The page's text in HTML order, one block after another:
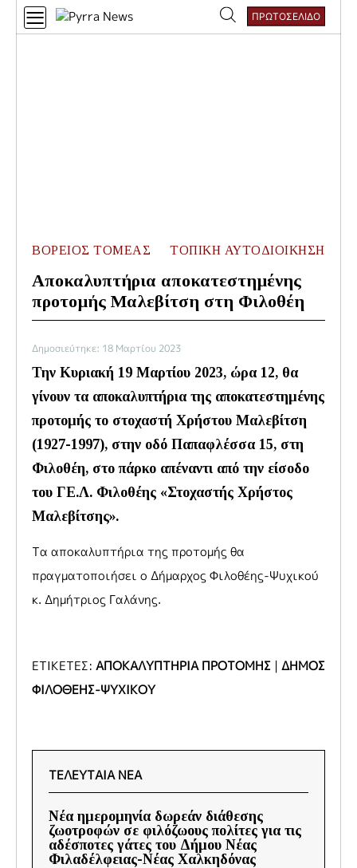
Αναζήτηση
ΠΡΩΤΟΣΕΛΙΔΟ
ΒΟΡΕΙΟΣ ΤΟΜΕΑΣ ΤΟΠΙΚΗ ΑΥΤΟΔΙΟΙΚΗΣΗ
Αποκαλυπτήρια αποκατεστημένης
προτομής Μαλεβίτση στη Φιλοθέη
Δημοσιεύτηκε: 18 Μαρτίου 2023
Την Κυριακή 19 Μαρτίου 2023, ώρα 12, θα
γίνουν τα αποκαλυπτήρια της αποκατεστημένης
προτομής το στοχαστή Χρήστου Μαλεβίτση
(1927-1997), στην οδό Παπαφλέσσα 15, στη
Φιλοθέη, στο πάρκο απέναντι από την είσοδο
του ΓΕ.Λ. Φιλοθέης «Στοχαστής Χρήστος
Μαλεβίτσης».
Τα αποκαλυπτήρια της προτομής θα
πραγματοποιήσει ο Δήμαρχος Φιλοθέης-Ψυχικού
κ. Δημήτριος Γαλάνης.
ΕΤΙΚΕΤΕΣ: ΑΠΟΚΑΛΥΠΤΗΡΙΑ ΠΡΟΤΟΜΗΣ | ΔΗΜΟΣ
ΦΙΛΟΘΕΗΣ-ΨΥΧΙΚΟΥ
ΤΕΛΕΥΤΑΙΑ ΝΕΑ
Νέα ημερομηνία δωρεάν διάθεσης
ζωοτροφών σε φιλόζωους πολίτες για τις
αδέσποτες γάτες του Δήμου Νέας
Φιλαδέλφειας-Νέας Χαλκηδόνας